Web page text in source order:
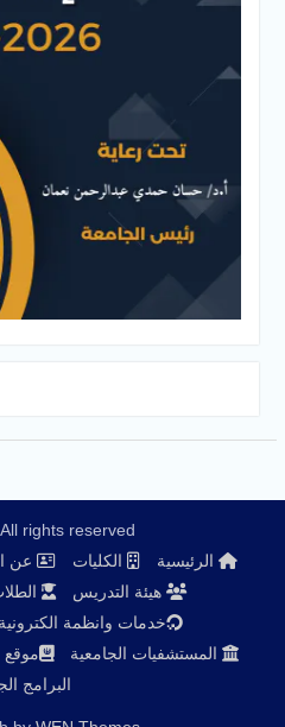
rights reserved.
الرئيسية
الكليات عن
هيئة التدريس
خدمات وانظمة الكترونية
المستشفيات الجامعية
موقع
البرامج